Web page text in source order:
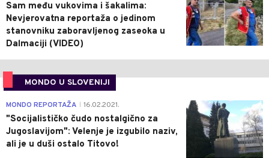
Sam među vukovima i šakalima:
Nevjerovatna reportaža o jedinom
stanovniku zaboravljenog zaseoka u
Dalmaciji (VIDEO)
MONDO U SLOVENIJI
4
MONDO REPORTAŽA 16.02.2021.
"Socijalističko čudo nostalgično za
Jugoslavijom": Velenje je izgubilo naziv,
ali je u duši ostalo Titovo!